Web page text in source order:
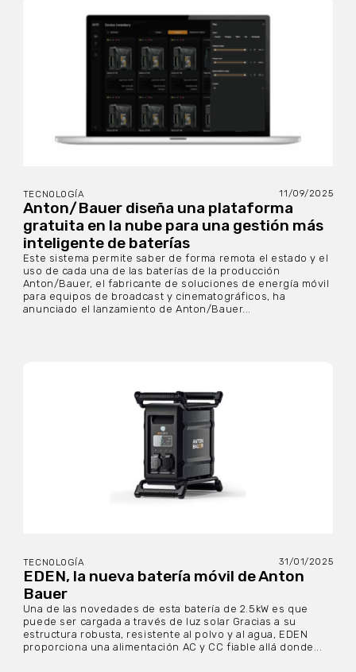
TECNOLOGÍA 11/09/2025
Anton/Bauer diseña una plataforma
gratuita en la nube para una gestión más
inteligente de baterías
Este sistema permite saber de forma remota el estado y el
uso de cada una de las baterías de la producción
Anton/Bauer, el fabricante de soluciones de energía móvil
para equipos de broadcast y cinematográficos, ha
anunciado el lanzamiento de Anton/Bauer...
TECNOLOGÍA 31/01/2025
EDEN, la nueva batería móvil de Anton
Bauer
Una de las novedades de esta batería de 2.5kW es que
puede ser cargada a través de luz solar Gracias a su
estructura robusta, resistente al polvo y al agua, EDEN
proporciona una alimentación AC y CC fiable allá donde...